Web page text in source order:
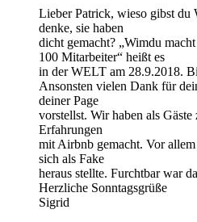
Lieber Patrick, wieso gibst du
denke, sie haben
dicht gemacht? „Wimdu
100 Mitarbeiter“ heißt es
in der WELT am 28.9.2018.
Ansonsten vielen Dank für
deiner Page
vorstellst. Wir haben als
Erfahrungen
mit Airbnb gemacht. Vor
sich als Fake
heraus stellte. Furchtbar war
Herzliche Sonntagsgrüße
Sigrid